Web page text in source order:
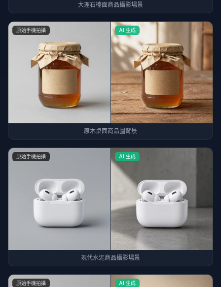
大理石檯面商品攝影場景
原始手機拍攝 AI 生成
原木桌面商品圖背景
原始手機拍攝 AI 生成
現代水泥商品攝影場景
原始手機拍攝 AI 生成